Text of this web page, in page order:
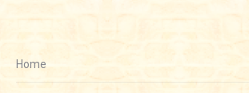
Home